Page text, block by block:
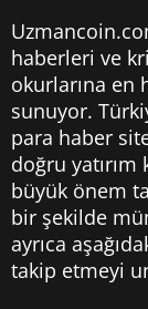
haberleri ve
okurlarına en
sunuyor.
para haber
doğru yatırım
büyük önem
bir şekilde
ayrıca
takip etmeyi